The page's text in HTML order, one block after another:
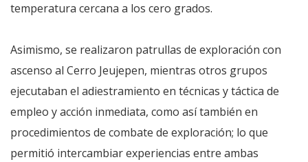
temperatura cercana a los cero grados.
Asimismo, se realizaron patrullas de exploración con
ascenso al Cerro Jeujepen, mientras otros grupos
ejecutaban el adiestramiento en técnicas y táctica de
empleo y acción inmediata, como así también en
procedimientos de combate de exploración; lo que
permitió intercambiar experiencias entre ambas